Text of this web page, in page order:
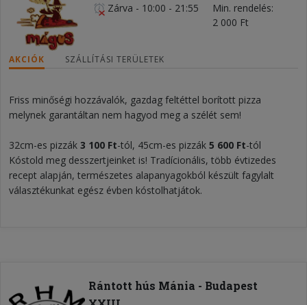
Zárva - 10:00 - 21:55
Min. rendelés
2 000 Ft
AKCIÓK SZÁLLÍTÁSI TERÜLETEK
Friss minőségi hozzávalók, gazdag feltéttel borított pizza
melynek garantáltan nem hagyod meg a szélét sem!
32cm-es pizzák 3 100 Ft-tól, 45cm-es pizzák 5 600 Ft-tól
Kóstold meg desszertjeinket is! Tradícionális, több évtizedes
recept alapján, természetes alapanyagokból készült fagylalt
választékunkat egész évben kóstolhatjátok.
Rántott hús Mánia - Budapest